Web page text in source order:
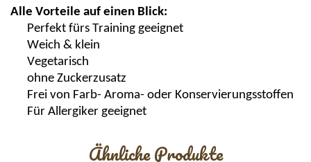
Alle Vorteile auf einen Blick:
Perfekt fürs Training geeignet
Weich & klein
Vegetarisch
ohne Zuckerzusatz
Frei von Farb- Aroma- oder Konservierungsstoffen
Für Allergiker geeignet
Ähnliche Produkte